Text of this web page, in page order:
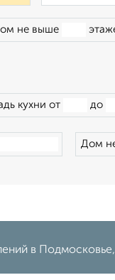
не выше
кухни от до
Дом
в